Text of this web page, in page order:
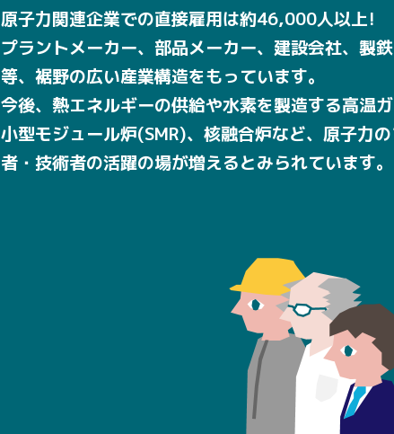
原子力関連企業での直接雇用は約46,000人以上!
プラントメーカー、部品メーカー、建設会社、製
等、裾野の広い産業構造をもっています。
今後、熱エネルギーの供給や水素を製造する高温ガ
小型モジュール炉(SMR)、核融合炉など、原子力
者・技術者の活躍の場が増えるとみられています。